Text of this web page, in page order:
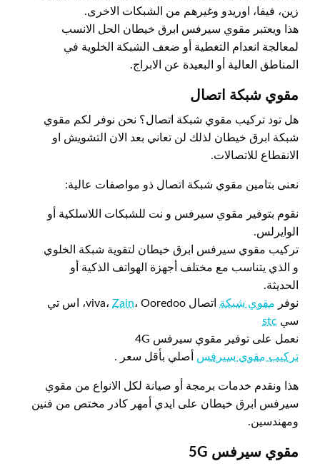
زين، فيفا، اوريدو وغيرهم من الشبكات الاخرى.
هذا ويعتبر مقوي سيرفس ابرق خيطان الحل الانسب
لمعالجة انعدام التغطية أو ضعف الشبكة الخلوية في
المناطق العالية أو البعيدة عن الابراج.
مقوي شبكة اتصال
هل تود تركيب مقوي شبكة اتصال؟ نحن نوفر لكم مقوي
شبكة ابرق خيطان لذلك لن تعاني بعد الان التشويش او
الانقطاع للاتصالات.
نعنى بتامين مقوي شبكة اتصال ذو مواصفات عالية:
نقوم بتوفير مقوي سيرفس و نت للشبكات اللاسلكية أو
الوايرلس.
تركيب مقوي سيرفس ابرق خيطان لتقوية شبكة الخلوي
و الذي يتناسب مع مختلف أجهزة الهواتف الذكية أو
الحديثة.
نوفر مقوي شبكة اتصال viva، Zain
، Ooredoo، اس تي
سي stc
نعمل على توفير مقوي سيرفس 4G
تركيب مقوي سيرفس أصلي بأقل سعر .
هذا ونقدم خدمات برمجة أو صيانة لكل الانواع من مقوي
سيرفس ابرق خيطان على ايدي أمهر كادر مختص من فنين
ومهندسين.
مقوي سيرفس 5 G